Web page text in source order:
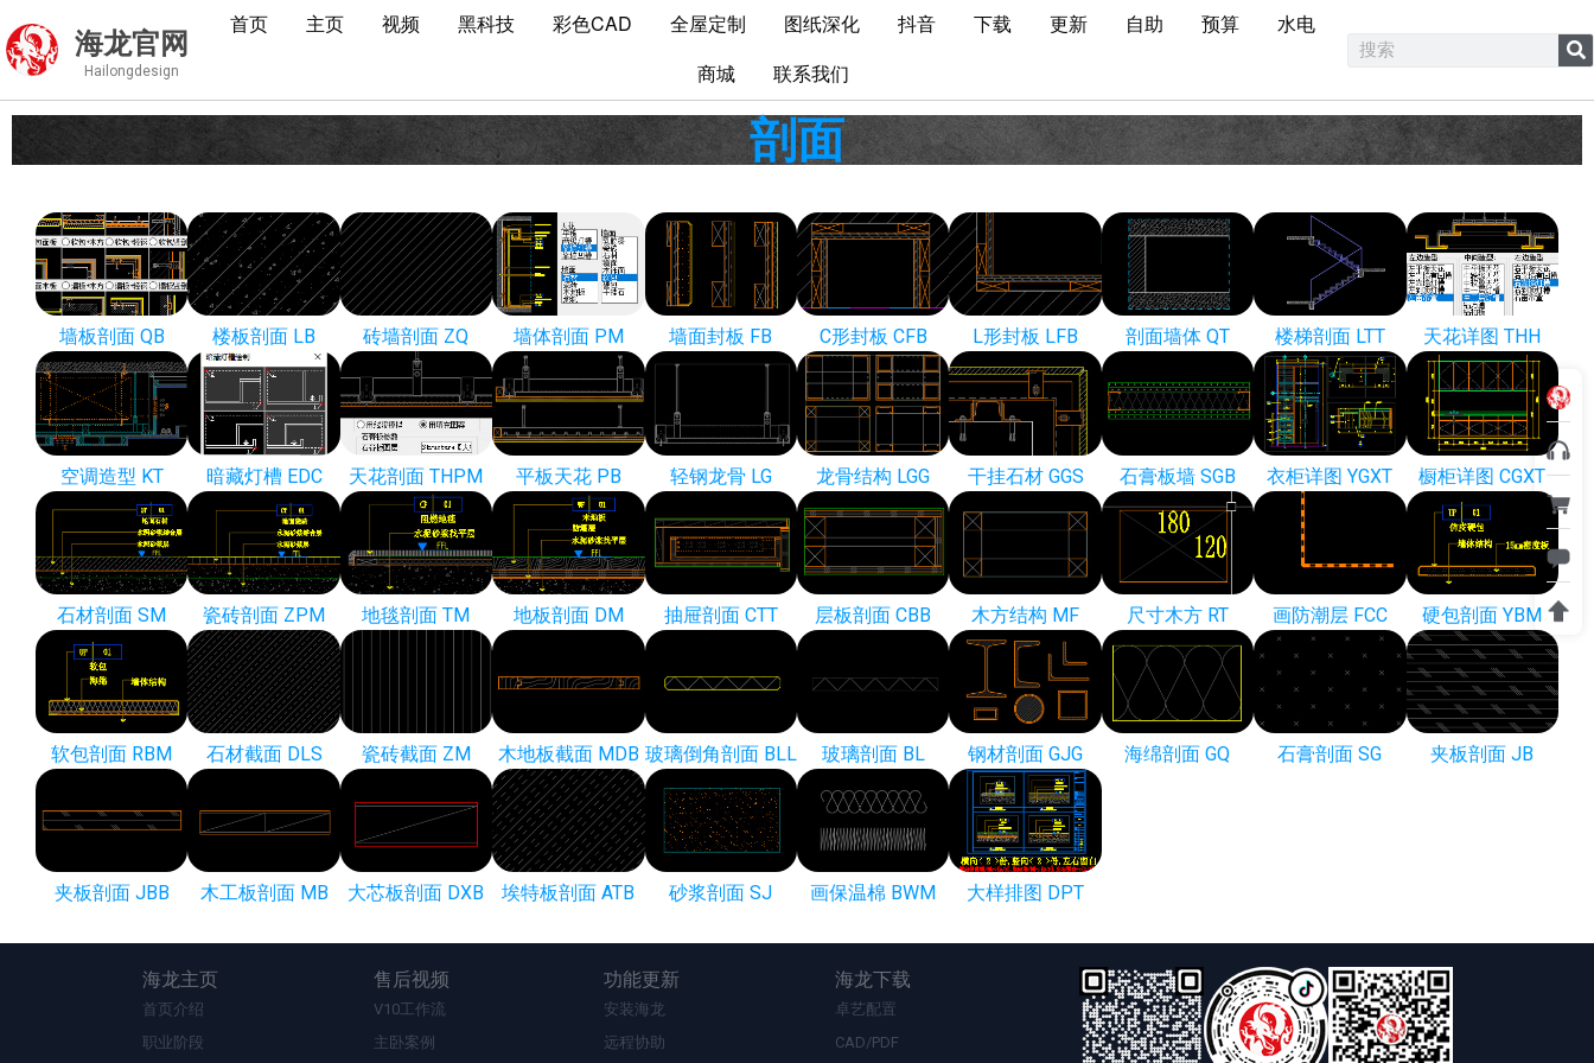
海龙官网
Hailongdesign
首页 主页 视频 黑科技 彩色CAD 全屋定制 图纸深化 抖音 下载 更新 自助 预算
水电
商城
联系我们
剖面
墙板剖面 QB 楼板剖面 LB 砖墙剖面 ZQ 墙体剖面 PM 墙面封板 FB C形封板 CFB L形封板 LFB 剖面墙体 QT 楼梯剖面 LTT 天花详图 THH
空调造型 KT 暗藏灯槽 EDC 天花剖面 THPM 平板天花 PB 轻钢龙骨 LG 龙骨结构 LGG 干挂石材 GGS 石膏板墙 SGB 衣柜详图 YGXT 橱柜详图 CGXT
石材剖面 SM 瓷砖剖面 ZPM 地毯剖面 TM 地板剖面 DM 抽屉剖面 CTT 层板剖面 CBB 木方结构 MF 尺寸木方 RT 画防潮层 FCC 硬包剖面 YBM
软包剖面 RBM 石材截面 DLS 瓷砖截面 ZM 木地板截面 MDB 玻璃倒角剖面 BLL 玻璃剖面 BL 钢材剖面 GJG 海绵剖面 GQ 石膏剖面 SG 夹板剖面 JB
夹板剖面 JBB 木工板剖面 MB 大芯板剖面 DXB 埃特板剖面 ATB 砂浆剖面 SJ 画保温棉 BWM 大样排图 DPT
海龙主页
首页介绍
职业阶段
售后视频
V10工作流
主卧案例
功能更新
安装海龙
远程协助
海龙下载
卓艺配置
CAD/PDF